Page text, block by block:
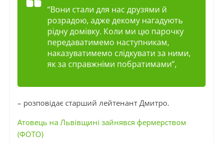
“Вони стали для нас друзями й
розрадою, адже декому нагадують
рідну домівку. Коли ми цю парочку
передаватимемо наступникам,
наказуватимемо слідкувати за ними,
як за справжніми побратимами”,
– розповідає старший лейтенант Дмитро.
Атовець на Львівщині зайнявся фермерством
(ФОТО)